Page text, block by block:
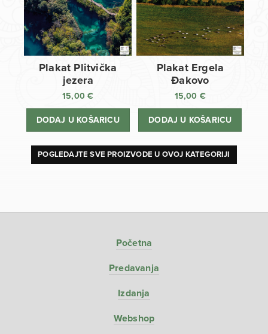
Plakat Plitvička
jezera
15,00€
DODAJ U KOŠARICU
Plakat Ergela
Đakovo
15,00 €
DODAJ U KOŠARICU
POGLEDAJTE SVE PROIZVODE U OVOJ KATEGORIJI
Početna
Predavanja
Izdanja
Webshop